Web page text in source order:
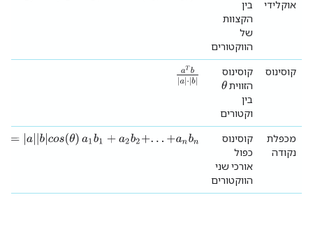
אוקלידי
בין
הקצוות
של
הווקטורים
קוסינוס
קוסינוס
הזוויתθ
בין
וקטורים
aTb|
מכפלת
נקודה
קוסינוס
כפול
אורכי שני
הווקטורים
a1 b1 +a2b2+...+a n b n
=|a |b co s(θ)